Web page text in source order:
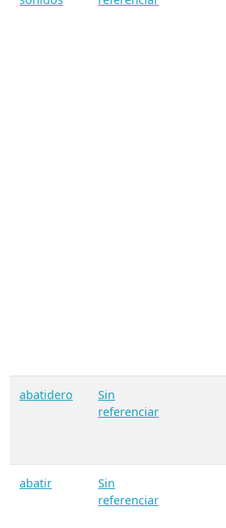
abatidero
Sin
referenciar
abatir
Sin
referenciar